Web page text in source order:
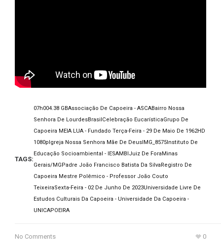
TAGS:
07h004.38 GBAssociação De Capoeira - ASCABairro Nossa
Senhora De LourdesBrasil Celebração EucarísticaGrupo De
Capoeira MEIA LUA - Fundado Terça-Feira - 29 De Maio De 1962HD
1080p Igreja Nossa Senhora Mãe De Deus IMG_8575 Instituto De
Educação Socioambiental - IESAMBI Juiz De Fora Minas
Gerais/MG Padre João Francisco Batista Da Silva Registro De
Capoeira Mestre Polêmico - Professor João Couto
TeixeiraSexta-Feira - 02 De Junho De 2023Universidade Livre De
Estudos Culturais Da Capoeira - Universidade Da Capoeira -
UNICAPOEIRA
No Comments 0